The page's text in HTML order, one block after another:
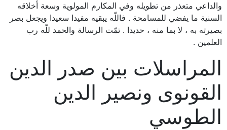
والداعي متعذر من تطويله وفي المكارم المولوية وسعة أخلاقه
السنية ما يفضي للمسامحة . فاللّه يبقيه مفيدا سعيدا ويجعل بصر
بصيرته به ، لا بما منه ، حديدا . تمّت الرسالة والحمد للّه رب
العلمين .
المراسلات بين صدر الدين
القونوى ونصير الدين
الطوسي